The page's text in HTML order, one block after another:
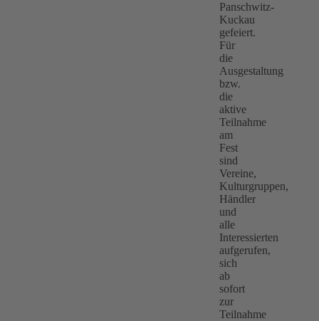
Panschwitz-
Kuckau
gefeiert.
Für
die
Ausgestaltung
bzw.
die
aktive
Teilnahme
am
Fest
sind
Vereine,
Kulturgruppen,
Händler
und
alle
Interessierten
aufgerufen,
sich
ab
sofort
zur
Teilnahme